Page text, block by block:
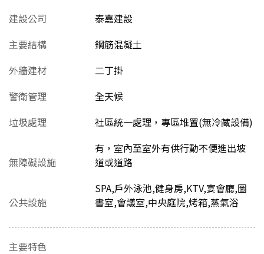
建設公司
泰嘉建設
主要結構
鋼筋混凝土
外牆建材
二丁掛
警衛管理
全天候
垃圾處理
社區統一處理，專區堆置(無冷藏設備)
無障礙設施
有，室內至室外有供行動不便進出坡
道或道路
公共設施
SPA,戶外泳池,健身房,KTV,宴會廳,圖
書室,會議室,中央庭院,烤箱,蒸氣浴
主要特色